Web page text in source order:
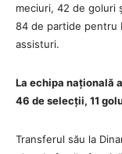
meciuri, 42 de goluri
84 de partide pentru
assisturi.
La echipa națională
46 de selecții, 11
Transferul său la